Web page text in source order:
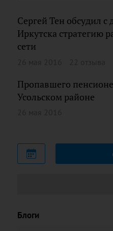
Сергей Тен обсудил
Иркутска стратегию
сети
Пропавшего
Усольском районе
Блоги